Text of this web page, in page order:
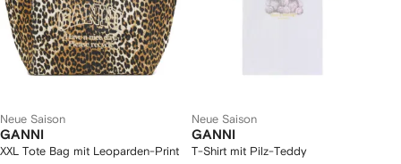
Neue Saison
GANNI
XXL Tote Bag mit Leoparden-Print
Neue Saison
GANNI
T-Shirt mit Pilz-Teddy